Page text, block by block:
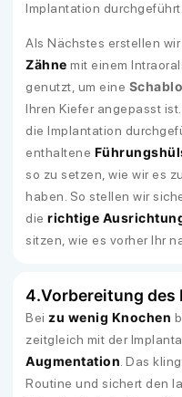
Implantation durchgeführt.
Als Nächstes erstellen
Zähne mit einem
genutzt, um eine
Ihren Kiefer angepasst
die Implantation
enthaltene
so zu setzen, wie wir es
haben. So stellen wir
die richtige
sitzen, wie es vorher Ihr
4.Vorbereitung
Bei zu wenig Knochen
zeitgleich mit der
Augmentation . Das
Routine und sichert den